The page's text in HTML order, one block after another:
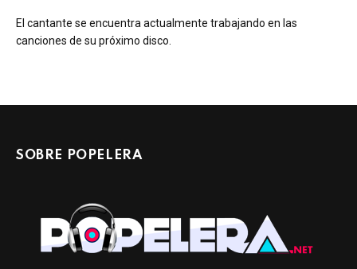
El cantante se encuentra actualmente trabajando en las
canciones de su próximo disco.
SOBRE POPELERA